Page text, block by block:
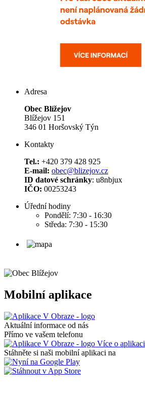
Adresa
Obec Blížejov
Blížejov 151
346 01 Horšovský Týn
Kontakty
Tel.: +420 379 428 925
E-mail: obec@blizejov.cz
ID datové schránky: u8nbjux
IČO: 00253243
Úřední hodiny
Pondělí: 7:30 - 16:30
Středa: 7:30 - 15:30
Mobilní aplikace
Aktuální informace od nás
Přímo ve vašem telefonu
Více o aplikaci
Stáhněte si naši mobilní aplikaci na